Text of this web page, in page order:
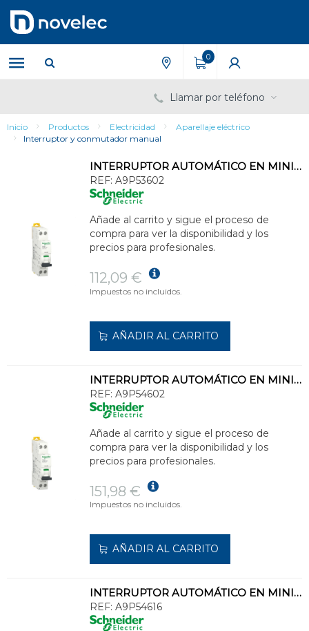
contenido
menú
de
navegación
0
Llamar por teléfono
Inicio Productos Electricidad
Aparellaje eléctrico
Interruptor y conmutador manual
INTERRUPTOR AUTOMÁTICO EN MINIATURA ACTI 9 IC40F 1PN C 2A 6000A/6kAI
REF: A9P53602
Añade al carrito y sigue el proceso de
compra para ver la disponibilidad y los
precios para profesionales.
112,09 €
Impuestos no incluidos.
AÑADIR AL CARRITO
INTERRUPTOR AUTOMÁTICO EN MINIATURA ACTI 9 IC40N 1PN C 2A 6000A/10kA
REF: A9P54602
Añade al carrito y sigue el proceso de
compra para ver la disponibilidad y los
precios para profesionales.
151,98 €
Impuestos no incluidos.
AÑADIR AL CARRITO
INTERRUPTOR AUTOMÁTICO EN MINIATURA ACTI 9 IC40N 1PN C 16A 6000A/10kA
REF: A9P54616